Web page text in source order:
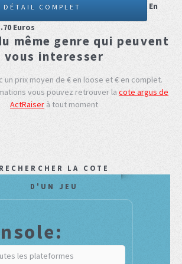
DÉTAIL COMPLET
En
Euros
même genre qui peuvent
vous interesser
un prix moyen de € en loose et € en complet.
vous pouvez retrouver la cote argus de
ActRaiser à tout moment
RECHERCHER LA COTE
D'UN JEU